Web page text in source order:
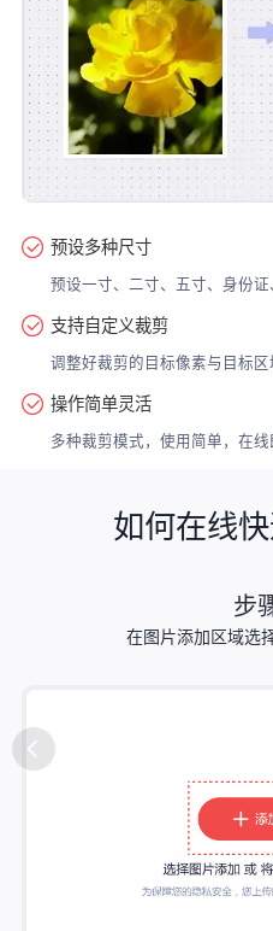
预设多种尺寸
预设一寸、二寸、五寸、身份
支持自定义裁剪
调整好裁剪的目标像素与目标
操作简单灵活
多种裁剪模式，使用简单，在
如何在线
步
在图片添加区域选